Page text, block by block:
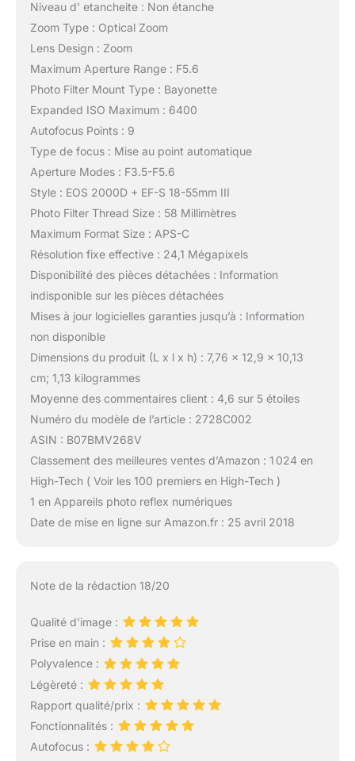
Niveau d’ etancheite : Non étanche
Zoom Type : Optical Zoom
Lens Design : Zoom
Maximum Aperture Range : F5.6
Photo Filter Mount Type : Bayonette
Expanded ISO Maximum : 6400
Autofocus Points : 9
Type de focus : Mise au point automatique
Aperture Modes : F3.5-F5.6
Style : EOS 2000D + EF-S 18-55mm III
Photo Filter Thread Size : 58 Millimètres
Maximum Format Size : APS-C
Résolution fixe effective : 24,1 Mégapixels
Disponibilité des pièces détachées : Information
indisponible sur les pièces détachées
Mises à jour logicielles garanties jusqu’à : Information
non disponible
Dimensions du produit (L x l x h) : 7,76 x 12,9 x 10,13
cm; 1,13 kilogrammes
Moyenne des commentaires client : 4,6 sur 5 étoiles
Numéro du modèle de l’article : 2728C002
ASIN : B07BMV268V
Classement des meilleures ventes d’Amazon : 1 024 en
High-Tech ( Voir les 100 premiers en High-Tech )
1 en Appareils photo reflex numériques
Date de mise en ligne sur Amazon.fr : 25 avril 2018
Note de la rédaction 18/20
Qualité d’image :
Prise en main :
Polyvalence :
Légèreté :
Rapport qualité/prix :
Fonctionnalités :
Autofocus :